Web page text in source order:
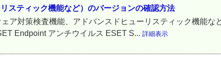
スティック機能など）のバージョンの確認方法
ア対策検査機能、アドバンスドヒューリスティック機能な
Endpoint アンチウイルス ESET S... 詳細表示